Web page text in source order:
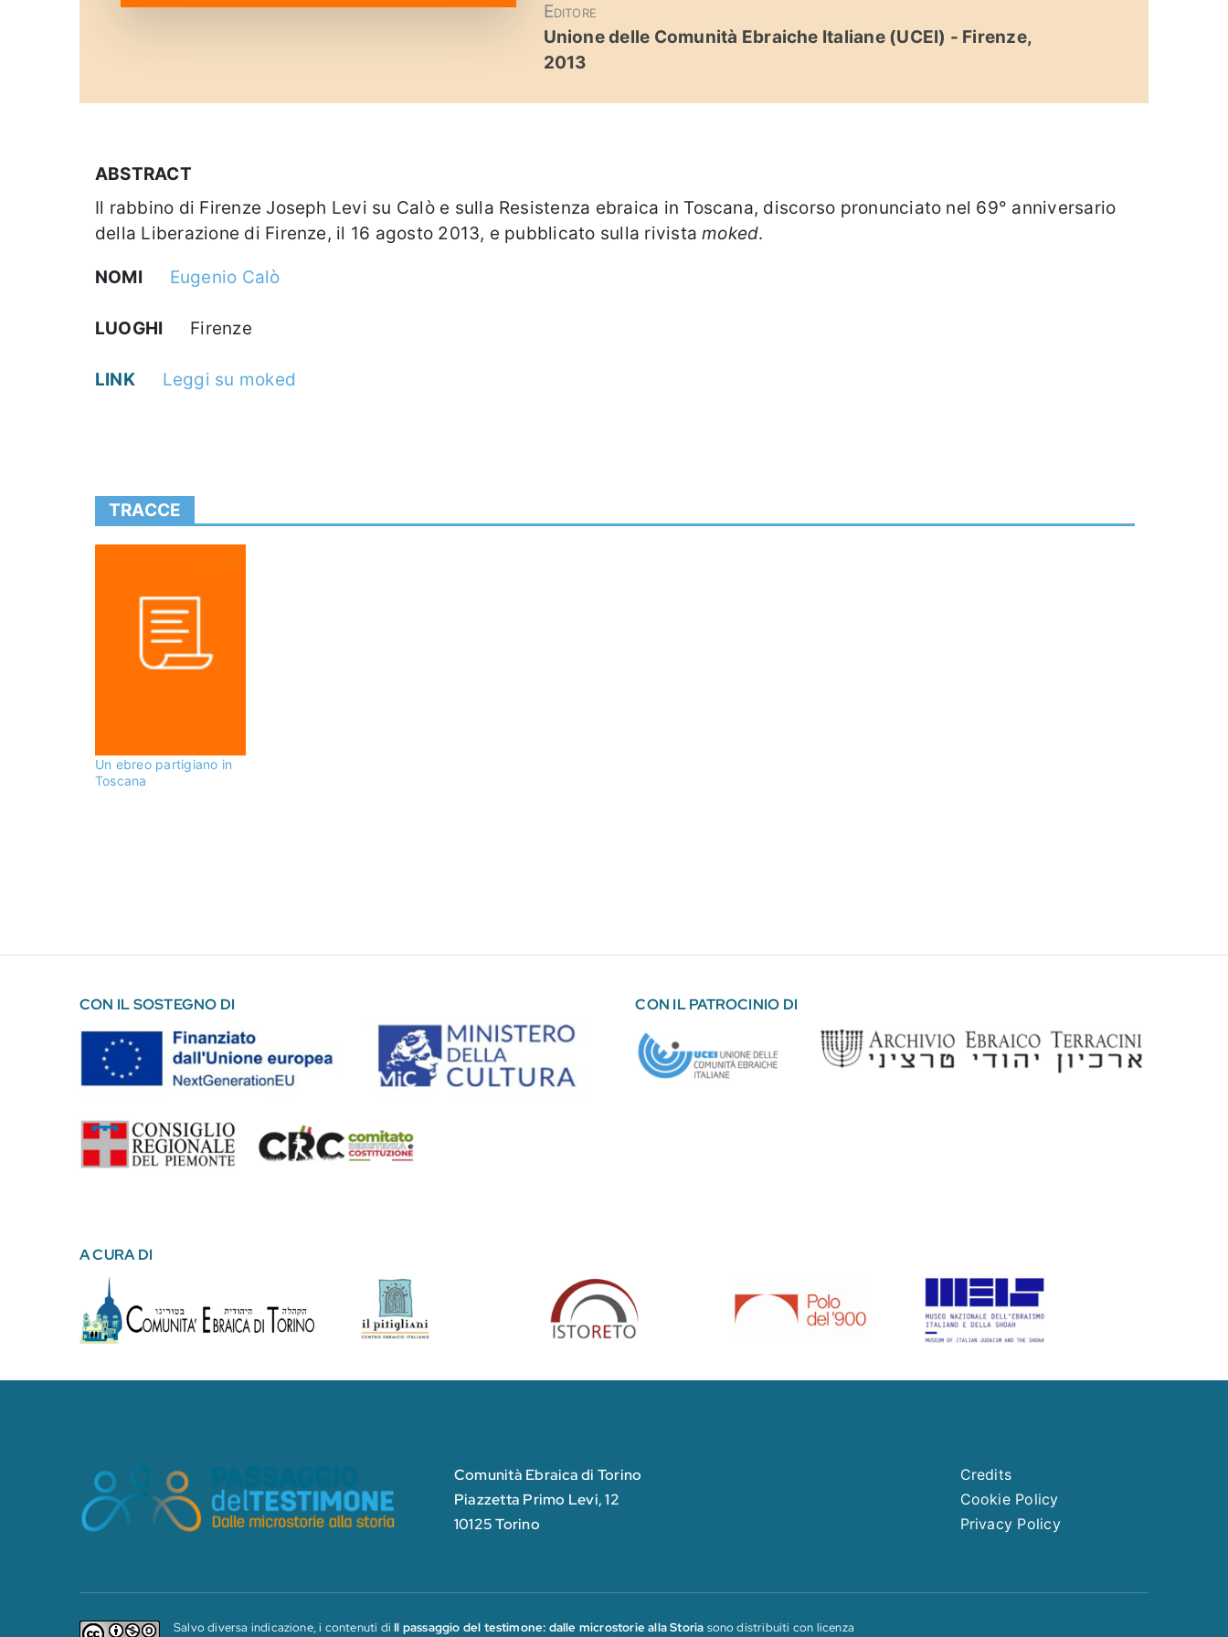
Editore
Unione delle Comunità Ebraiche Italiane (UCEI) - Firenze,
2013
ABSTRACT
Il rabbino di Firenze Joseph Levi su Calò e sulla Resistenza ebraica in Toscana, discorso pronunciato nel 69° anniversario
della Liberazione di Firenze, il 16 agosto 2013, e pubblicato sulla rivistamoked.
NOMI Eugenio Calò
LUOGHI Firenze
LINK Leggi su moked
TRACCE
Un ebreo partigiano in
Toscana
CON IL SOSTEGNO DI CON IL PATROCINIO DI
A CURA DI
Comunità Ebraica di Torino
Piazzetta Primo Levi, 12
10125 Torino
Credits
Cookie Policy
Privacy Policy
Salvo diversa indicazione, i contenuti diIl passaggio del testimone: dalle microstorie alla Storia sono distribuiti con licenza